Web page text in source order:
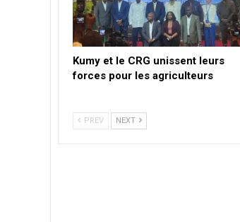
Kumy et le CRG unissent leurs
forces pour les agriculteurs
PREV NEXT